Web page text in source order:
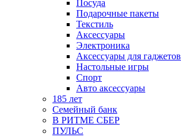
Посуда
Подарочные пакеты
Текстиль
Аксессуары
Электроника
Аксессуары для гаджетов
Настольные игры
Спорт
Авто аксессуары
185 лет
Семейный банк
В РИТМЕ СБЕР
ПУЛЬС